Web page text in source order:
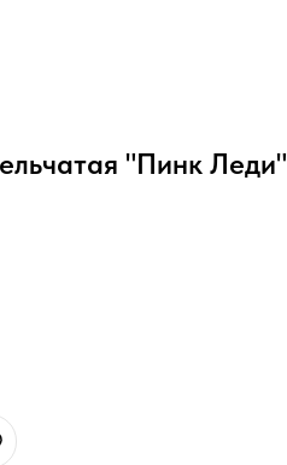
"Пинк Леди"